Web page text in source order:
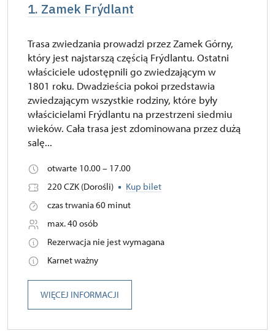
1. Zamek Frýdlant
Trasa zwiedzania prowadzi przez Zamek Górny,
który jest najstarszą częścią Frýdlantu. Ostatni
właściciele udostępnili go zwiedzającym w
1801 roku. Dwadzieścia pokoi przedstawia
zwiedzającym wszystkie rodziny, które były
właścicielami Frýdlantu na przestrzeni siedmiu
wieków. Cała trasa jest zdominowana przez dużą
salę...
otwarte 10.00 – 17.00
220 CZK (Dorośli)
Kup bilet
czas trwania 60 minut
max. 40 osób
Rezerwacja nie jest wymagana
Karnet ważny
WIĘCEJ INFORMACJI